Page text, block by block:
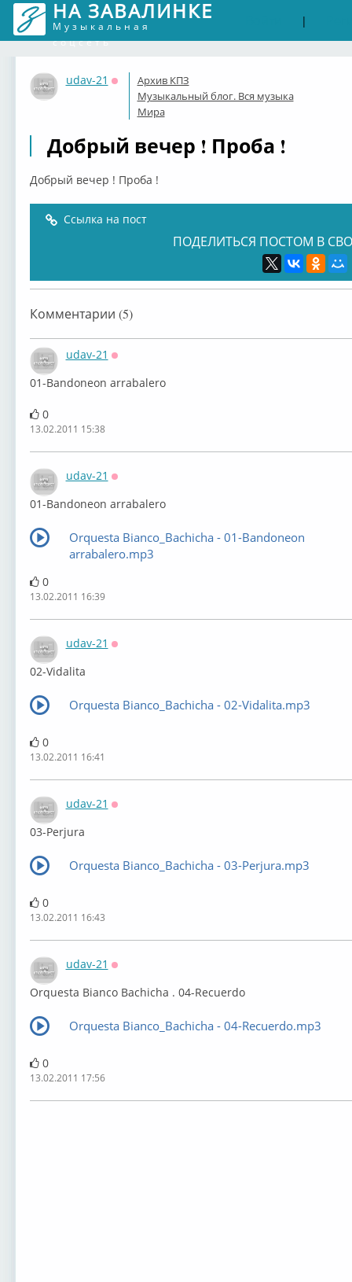
НА ЗАВАЛИНКЕ
Музыкальная
соцсеть
|
udav-21
Оффлайн
Архив КПЗ
Музыкальный блог. Вся музыка
Мира
Добрый вечер ! Проба !
Добрый вечер ! Проба !
Ссылка на пост
ПОДЕЛИТЬСЯ ПОСТОМ В
Комментарии (5)
udav-21
01-Bandoneon arrabalero
0
13.02.2011 15:38
udav-21
01-Bandoneon arrabalero
Orquesta Bianco_Bachicha - 01-Bandoneon
arrabalero.mp3
0
13.02.2011 16:39
udav-21
02-Vidalita
Orquesta Bianco_Bachicha - 02-Vidalita.mp3
0
13.02.2011 16:41
udav-21
03-Perjura
Orquesta Bianco_Bachicha - 03-Perjura.mp3
0
13.02.2011 16:43
udav-21
Orquesta Bianco Bachicha . 04-Recuerdo
Orquesta Bianco_Bachicha - 04-Recuerdo.mp3
0
13.02.2011 17:56